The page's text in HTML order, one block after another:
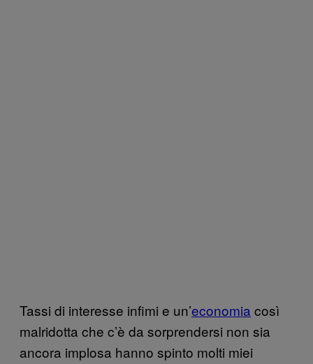
Tassi di interesse infimi e un’economia così
malridotta che c’è da sorprendersi non sia
ancora implosa hanno spinto molti miei